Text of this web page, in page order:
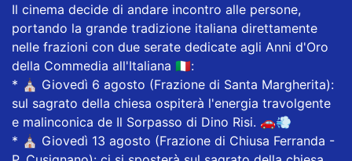
​Il cinema decide di andare incontro alle persone,
portando la grande tradizione italiana direttamente
nelle frazioni con due serate dedicate agli Anni d'Oro
della Commedia all'Italiana 🇮🇹:
* ​⛪ Giovedì 6 agosto (Frazione di Santa Margherita):
sul sagrato della chiesa ospiterà l'energia travolgente
e malinconica de Il Sorpasso di Dino Risi. 🚗💨
* ​⛪ Giovedì 13 agosto (Frazione di Chiusa Ferranda -